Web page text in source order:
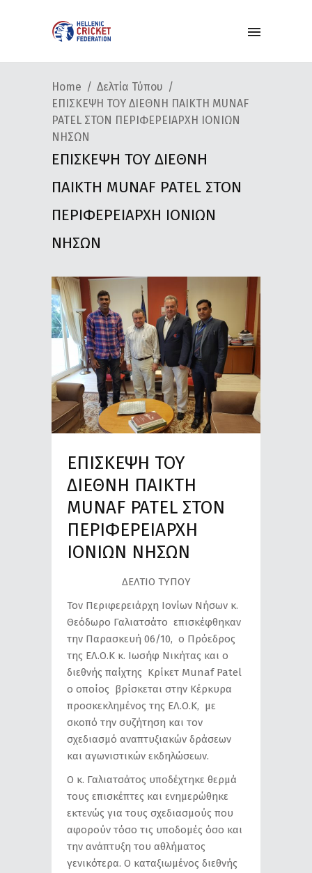
Home
Δελτία Τύπου
ΕΠΙΣΚΕΨΗ ΤΟΥ ΔΙΕΘΝΗ ΠΑΙΚΤΗ MUNAF
PATEL ΣΤΟΝ ΠΕΡΙΦΕΡΕΙΑΡΧΗ IONIΩΝ
ΝΗΣΩΝ
ΕΠΙΣΚΕΨΗ ΤΟΥ ΔΙΕΘΝΗ
ΠΑΙΚΤΗ MUNAF PATEL ΣΤΟΝ
ΠΕΡΙΦΕΡΕΙΑΡΧΗ IONIΩΝ
ΝΗΣΩΝ
ΕΠΙΣΚΕΨΗ ΤΟΥ
ΔΙΕΘΝΗ ΠΑΙΚΤΗ
MUNAF PATEL ΣΤΟΝ
ΠΕΡΙΦΕΡΕΙΑΡΧΗ
IONIΩΝ ΝΗΣΩΝ
ΔΕΛΤΙΟ ΤΥΠΟΥ
Τον Περιφερειάρχη Ιονίων Νήσων κ.
Θεόδωρο Γαλιατσάτο επισκέφθηκαν
την Παρασκευή 06/10, ο Πρόεδρος
της ΕΛ.Ο.Κ κ. Ιωσήφ Νικήτας και ο
διεθνής παίχτης Κρίκετ Μunaf Patel
ο οποίος βρίσκεται στην Κέρκυρα
προσκεκλημένος της ΕΛ.Ο.Κ, με
σκοπό την συζήτηση και τον
σχεδιασμό αναπτυξιακών δράσεων
και αγωνιστικών εκδηλώσεων.
Ο κ. Γαλιατσάτος υποδέχτηκε θερμά
τους επισκέπτες και ενημερώθηκε
εκτενώς για τους σχεδιασμούς που
αφορούν τόσο τις υποδομές όσο και
την ανάπτυξη του αθλήματος
γενικότερα. Ο καταξιωμένος διεθνής